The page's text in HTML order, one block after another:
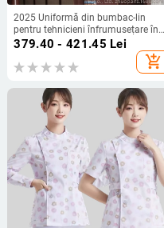
2025 Uniformă din bumbac-lin
pentru tehnicieni înfrumusețare în
centre spa și wellness, stil chinezesc
379.40 - 421.45 Lei
add_shopping_cart